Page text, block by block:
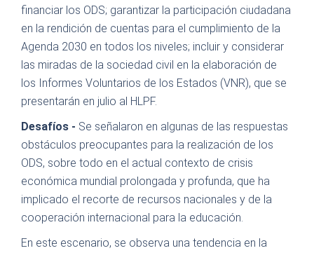
financiar los ODS; garantizar la participación ciudadana
en la rendición de cuentas para el cumplimiento de la
Agenda 2030 en todos los niveles; incluir y considerar
las miradas de la sociedad civil en la elaboración de
los Informes Voluntarios de los Estados (VNR), que se
presentarán en julio al HLPF.
Desafíos - Se señalaron en algunas de las respuestas
obstáculos preocupantes para la realización de los
ODS, sobre todo en el actual contexto de crisis
económica mundial prolongada y profunda, que ha
implicado el recorte de recursos nacionales y de la
cooperación internacional para la educación.
En este escenario, se observa una tendencia en la